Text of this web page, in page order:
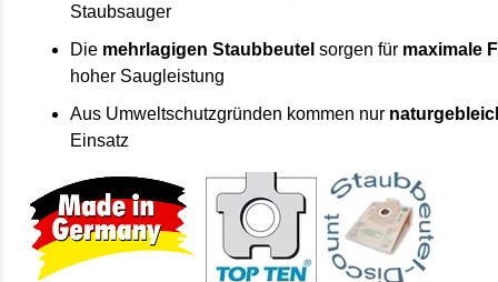
Staubsauger
Die mehrlagigen Staubbeutel sorgen für maximale
hoher Saugleistung
Aus Umweltschutzgründen kommen nur
Einsatz